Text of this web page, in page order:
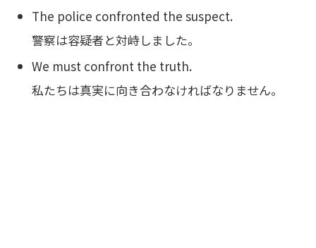
The police confronted the suspect.
警察は容疑者と対峙しました。
We must confront the truth.
私たちは真実に向き合わなければなりません。